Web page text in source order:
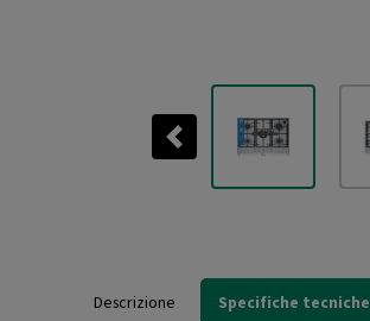
Previous
Descrizione Specifiche tecniche